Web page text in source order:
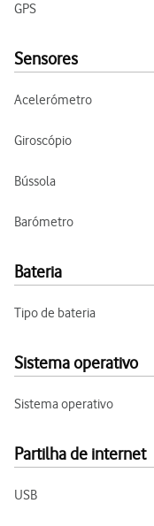
GPS
Sensores
Acelerómetro
Giroscópio
Bússola
Barómetro
Bateria
Tipo de bateria
Sistema operativo
Sistema operativo
Partilha de internet
USB